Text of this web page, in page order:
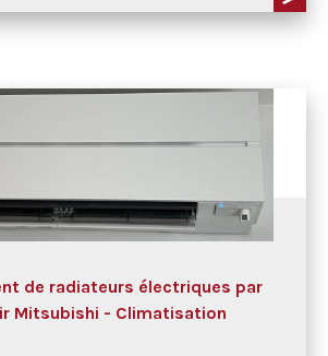
de radiateurs électriques par
Mitsubishi - Climatisation